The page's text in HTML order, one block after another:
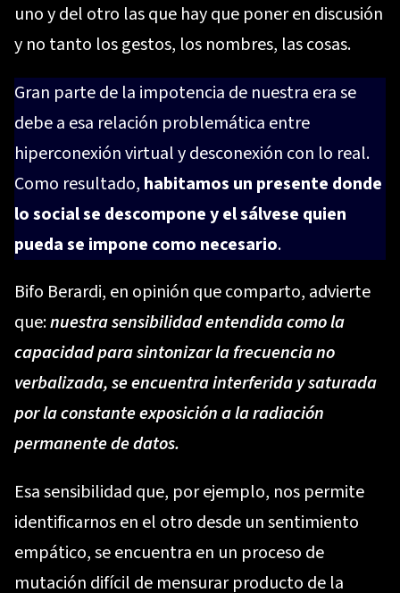
uno y del otro las que hay que poner en discusión
y no tanto los gestos, los nombres, las cosas.
Gran parte de la impotencia de nuestra era se
debe a esa relación problemática entre
hiperconexión virtual y desconexión con lo real.
Como resultado, habitamos un presente donde
lo social se descompone y el sálvese quien
pueda se impone como necesario.
Bifo Berardi, en opinión que comparto, advierte
que:nuestra sensibilidad entendida como la
capacidad para sintonizar la frecuencia no
verbalizada, se encuentra interferida y saturada
por la constante exposición a la radiación
permanente de datos.
Esa sensibilidad que, por ejemplo, nos permite
identificarnos en el otro desde un sentimiento
empático, se encuentra en un proceso de
mutación difícil de mensurar producto de la